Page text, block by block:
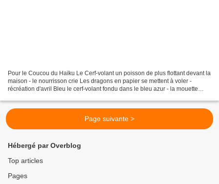
Pour le Coucou du Haïku Le Cerf-volant un poisson de plus flottant devant la
maison - le nourrisson crie Les dragons en papier se mettent à voler -
récréation d'avril Bleu le cerf-volant fondu dans le bleu azur - la mouette
Page suivante >
Hébergé par Overblog
Top articles
Pages